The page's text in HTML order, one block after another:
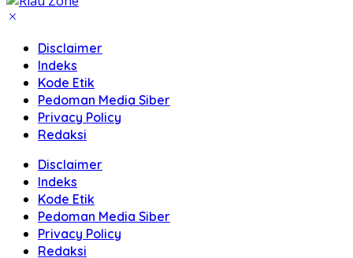
Disclaimer
Indeks
Kode Etik
Pedoman Media Siber
Privacy Policy
Redaksi
Disclaimer
Indeks
Kode Etik
Pedoman Media Siber
Privacy Policy
Redaksi